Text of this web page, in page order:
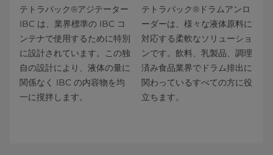
テトラパック®アジテーター
IBC は、業界標準の IBC コ
ンテナで使用するために特別
に設計されています。この独
自の設計により、液体の量に
関係なく IBC の内容物を均
一に撹拌します。
テトラパック®ドラムアンロ
ーダーは、様々な液体原料に
対応する柔軟なソリューショ
ンです。飲料、乳製品、調理
済み食品業界でドラム排出に
関わっているすべての方に役
立ちます。